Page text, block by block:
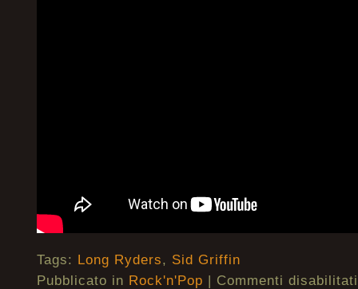
Tags: Long Ryders, Sid Griffin
Pubblicato in Rock'n'Pop | Commenti disabilitati